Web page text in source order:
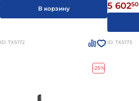
В корзину 5 60250
ID: ТХ5172
-25%
ID: ТХ5173